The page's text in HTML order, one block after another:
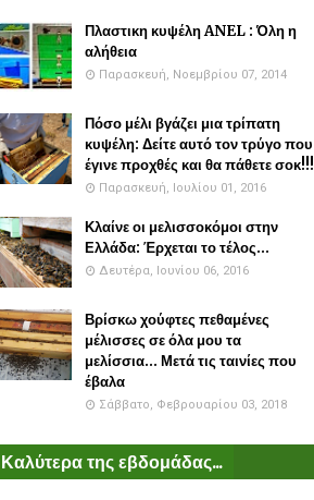
Πλαστικη κυψέλη ANEL : Όλη η
αλήθεια
Παρασκευή, Νοεμβρίου 07, 2014
Πόσο μέλι βγάζει μια τρίπατη
κυψέλη: Δείτε αυτό τον τρύγο που
έγινε προχθές και θα πάθετε σοκ!!!
Παρασκευή, Ιουλίου 01, 2016
Κλαίνε οι μελισσοκόμοι στην
Ελλάδα: Έρχεται το τέλος...
Δευτέρα, Ιουνίου 06, 2016
Βρίσκω χούφτες πεθαμένες
μέλισσες σε όλα μου τα
μελίσσια... Μετά τις ταινίες που
έβαλα
Σάββατο, Φεβρουαρίου 03, 2018
Καλύτερα της εβδομάδας...